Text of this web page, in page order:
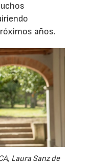
años.
Laura Sanz de